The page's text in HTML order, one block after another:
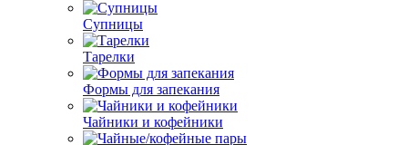
Супницы
Тарелки
Формы для запекания
Чайники и кофейники